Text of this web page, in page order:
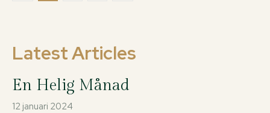
Latest Articles
En Helig Månad
12 januari 2024